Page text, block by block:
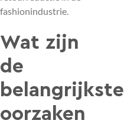
fashionindustrie.
Wat zijn
de
belangrijkste
oorzaken